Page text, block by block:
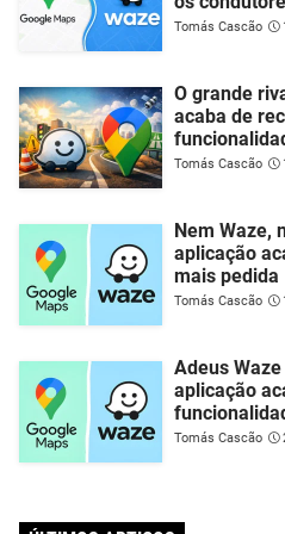
Tomás Cascão
O grande
acaba de
Tomás Cascão
Nem Waze,
aplicação
mais pedida
Tomás Cascão
Adeus
aplicação
Tomás Cascão